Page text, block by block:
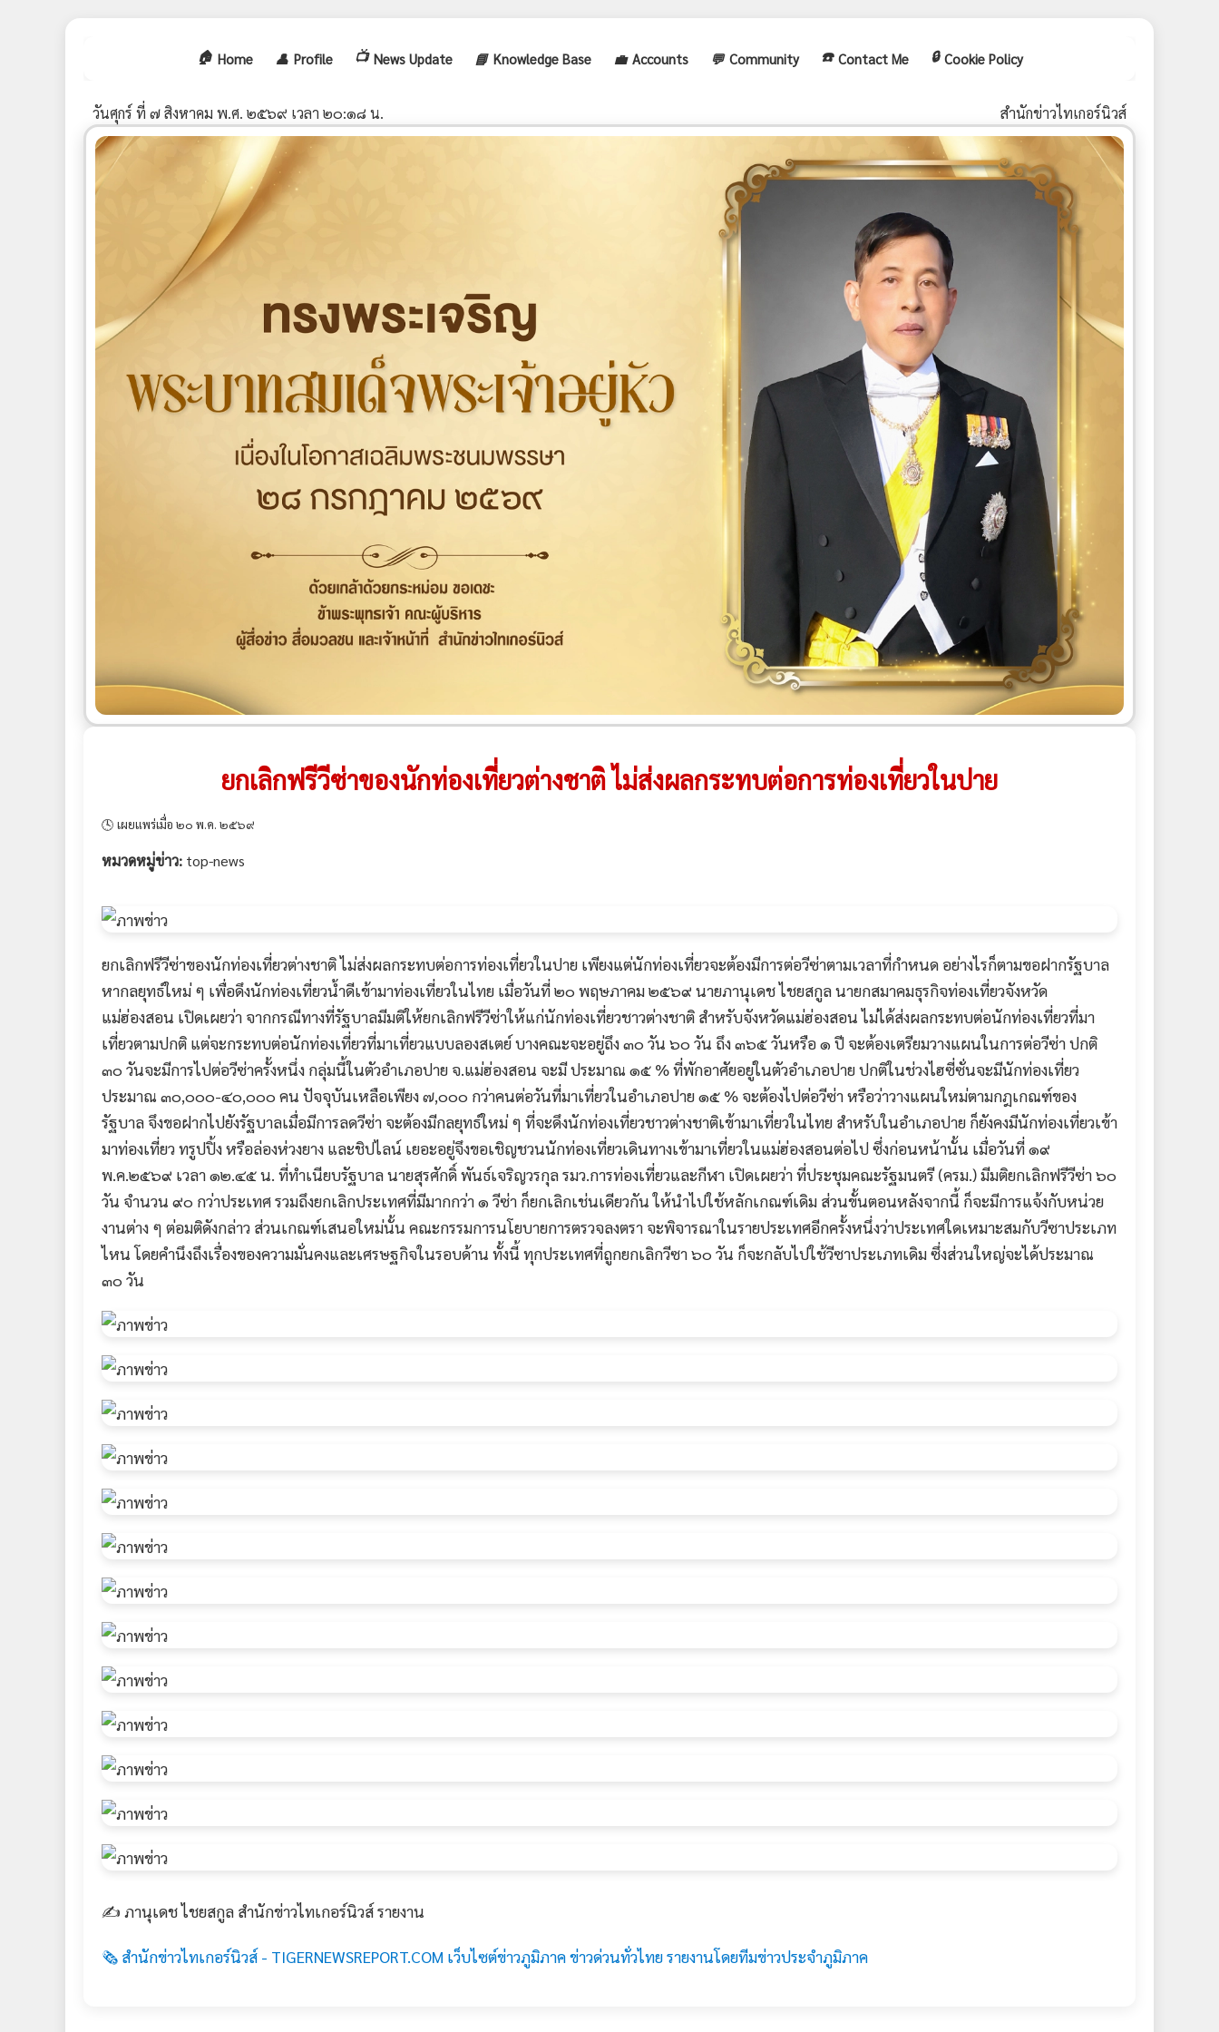
🏠 Home 👤 Profile 📺 News Update 📘 Knowledge Base 💼 Accounts 💬 Community ☎️ Contact Me 🔒 Cookie Policy
วันศุกร์ ที่ ๗ สิงหาคม พ.ศ. ๒๕๖๙ เวลา ๒๐:๑๘ น. สำนักข่าวไทเกอร์นิวส์
ยกเลิกฟรีวีซ่าของนักท่องเที่ยวต่างชาติ ไม่ส่งผลกระทบต่อการท่องเที่ยวในปาย
🕓 เผยแพร่เมื่อ ๒๐ พ.ค. ๒๕๖๙
หมวดหมู่ข่าว: top-news
ยกเลิกฟรีวีซ่าของนักท่องเที่ยวต่างชาติ ไม่ส่งผลกระทบต่อการท่องเที่ยวในปาย เพียงแต่นักท่องเที่ยวจะต้องมีการต่อวีซ่าตามเวลาที่กำหนด อย่างไรก็ตามขอฝากรัฐบาล
หากลยุทธ์ใหม่ ๆ เพื่อดึงนักท่องเที่ยวน้ำดีเข้ามาท่องเที่ยวในไทย เมื่อวันที่ ๒๐ พฤษภาคม ๒๕๖๙ นายภานุเดช ไชยสกูล นายกสมาคมธุรกิจท่องเที่ยวจังหวัด
แม่ฮ่องสอน เปิดเผยว่า จากกรณีทางที่รัฐบาลมีมติให้ยกเลิกฟรีวีซ่าให้แก่นักท่องเที่ยวชาวต่างชาติ สำหรับจังหวัดแม่ฮ่องสอน ไม่ได้ส่งผลกระทบต่อนักท่องเที่ยวที่มา
เที่ยวตามปกติ แต่จะกระทบต่อนักท่องเที่ยวที่มาเที่ยวแบบลองสเตย์ บางคณะจะอยู่ถึง ๓๐ วัน ๖๐ วัน ถึง ๓๖๕ วันหรือ ๑ ปี จะต้องเตรียมวางแผนในการต่อวีซ่า ปกติ
๓๐ วันจะมีการไปต่อวีซ่าครั้งหนึ่ง กลุ่มนี้ในตัวอำเภอปาย จ.แม่ฮ่องสอน จะมี ประมาณ ๑๕ % ที่พักอาศัยอยู่ในตัวอำเภอปาย ปกติในช่วงไฮซี่ซั่นจะมีนักท่องเที่ยว
ประมาณ ๓๐,๐๐๐-๔๐,๐๐๐ คน ปัจจุบันเหลือเพียง ๗,๐๐๐ กว่าคนต่อวันที่มาเที่ยวในอำเภอปาย ๑๕ % จะต้องไปต่อวีซ่า หรือว่าวางแผนใหม่ตามกฎเกณฑ์ของ
รัฐบาล จึงขอฝากไปยังรัฐบาลเมื่อมีการลดวีซ่า จะต้องมีกลยุทธ์ใหม่ ๆ ที่จะดึงนักท่องเที่ยวชาวต่างชาติเข้ามาเที่ยวในไทย สำหรับในอำเภอปาย ก็ยังคงมีนักท่องเที่ยวเข้า
มาท่องเที่ยว ทรูปปิ้ง หรือล่องห่วงยาง และชิปไลน์ เยอะอยู่จึงขอเชิญชวนนักท่องเที่ยวเดินทางเข้ามาเที่ยวในแม่ฮ่องสอนต่อไป ซึ่งก่อนหน้านั้น เมื่อวันที่ ๑๙
พ.ค.๒๕๖๙ เวลา ๑๒.๔๕ น. ที่ทำเนียบรัฐบาล นายสุรศักดิ์ พันธ์เจริญวรกุล รมว.การท่องเที่ยวและกีฬา เปิดเผยว่า ที่ประชุมคณะรัฐมนตรี (ครม.) มีมติยกเลิกฟรีวีซ่า ๖๐
วัน จำนวน ๙๐ กว่าประเทศ รวมถึงยกเลิกประเทศที่มีมากกว่า ๑ วีซ่า ก็ยกเลิกเช่นเดียวกัน ให้นำไปใช้หลักเกณฑ์เดิม ส่วนขั้นตอนหลังจากนี้ ก็จะมีการแจ้งกับหน่วย
งานต่าง ๆ ต่อมติดังกล่าว ส่วนเกณฑ์เสนอใหม่นั้น คณะกรรมการนโยบายการตรวจลงตรา จะพิจารณาในรายประเทศอีกครั้งหนึ่งว่าประเทศใดเหมาะสมกับวีซาประเภท
ไหน โดยคำนึงถึงเรื่องของความมั่นคงและเศรษฐกิจในรอบด้าน ทั้งนี้ ทุกประเทศที่ถูกยกเลิกวีซา ๖๐ วัน ก็จะกลับไปใช้วีซาประเภทเดิม ซึ่งส่วนใหญ่จะได้ประมาณ
๓๐ วัน
✍️ ภานุเดช ไชยสกูล สำนักข่าวไทเกอร์นิวส์ รายงาน
🗞️ สำนักข่าวไทเกอร์นิวส์ - TIGERNEWSREPORT.COM เว็บไซต์ข่าวภูมิภาค ข่าวด่วนทั่วไทย รายงานโดยทีมข่าวประจำภูมิภาค